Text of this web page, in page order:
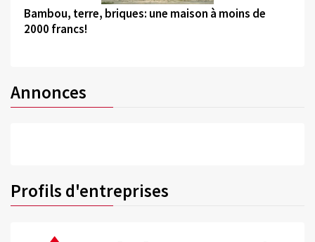
Bambou, terre, briques: une maison à moins de
2000 francs!
Annonces
Profils d'entreprises